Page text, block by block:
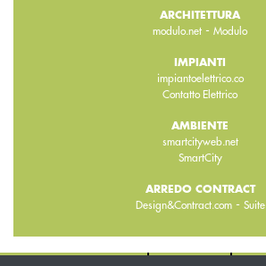
ARCHITETTURA
modulo.net - Modulo
IMPIANTI
impiantoelettrico.co
Contatto Elettrico
AMBIENTE
smartcityweb.net
SmartCity
ARREDO CONTRACT
Design&Contract.com- Suite